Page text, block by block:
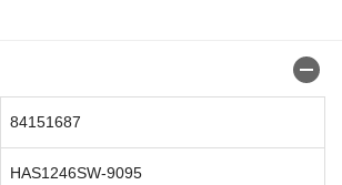
84151687
HAS1246SW-9095